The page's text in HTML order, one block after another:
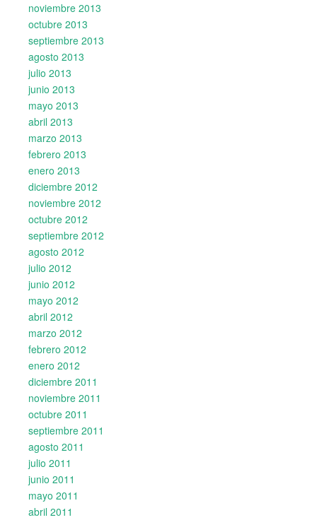
noviembre 2013
octubre 2013
septiembre 2013
agosto 2013
julio 2013
junio 2013
mayo 2013
abril 2013
marzo 2013
febrero 2013
enero 2013
diciembre 2012
noviembre 2012
octubre 2012
septiembre 2012
agosto 2012
julio 2012
junio 2012
mayo 2012
abril 2012
marzo 2012
febrero 2012
enero 2012
diciembre 2011
noviembre 2011
octubre 2011
septiembre 2011
agosto 2011
julio 2011
junio 2011
mayo 2011
abril 2011